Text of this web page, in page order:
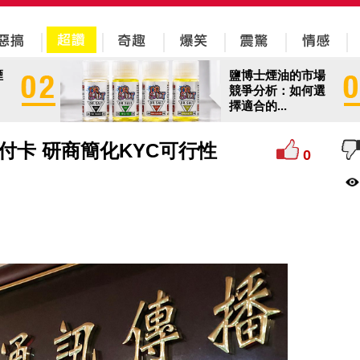
鹽博士煙油的市場
競爭分析：如何選
擇適合的...
卡 研商簡化KYC可行性 0